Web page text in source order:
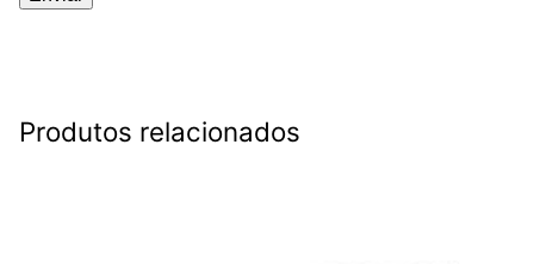
Produtos relacionados